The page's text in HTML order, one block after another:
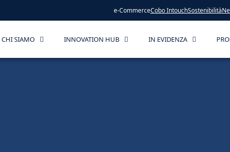
e-CommerceCobo IntouchSostenibilità
CHI SIAMO INNOVATION HUB IN EVIDENZA